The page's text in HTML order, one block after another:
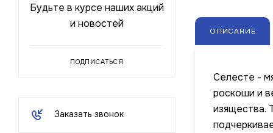
ОПИСАНИЕ
Селесте -
роскоши и
изящества.
Будьте в курсе наших акций
и новостей
ПОДПИСАТЬСЯ
Заказать звонок